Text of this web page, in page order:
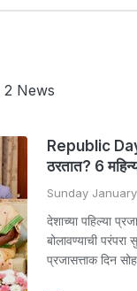
2 News
Republic
ठरतात? 6
Sunday
देशाच्या पहिल्या
बोलावण्याची
प्रजासत्ताक दिन